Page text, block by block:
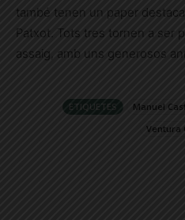
també tenen un paper
Patxot. Tots tres tornen a ser
assaig, amb uns generosos
ETIQUETES Manuel
Ventura